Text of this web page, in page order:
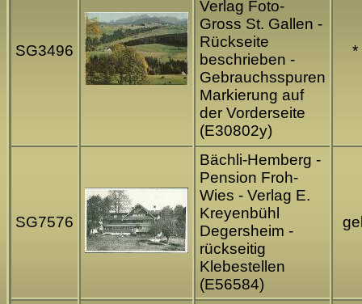
SG3496
Verlag Foto-
Gross St. Gallen -
Rückseite
beschrieben -
Gebrauchsspuren
Markierung auf
der Vorderseite
(E30802y)
*
SG7576
Bächli-Hemberg -
Pension Froh-
Wies - Verlag E.
Kreyenbühl
Degersheim -
rückseitig
Klebestellen
(E56584)